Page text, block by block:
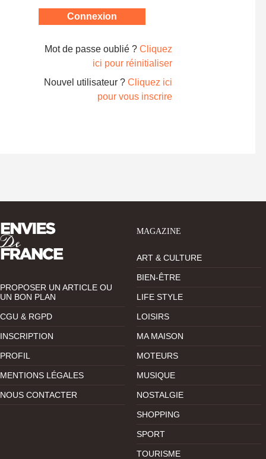
Mot de passe oublié ? Cliquez
ici pour réinitialiser
Nouvel utilisateur ? Cliquez ici
pour vous inscrire
PROPOSER UN ARTICLE OU
UN BON PLAN
CGU & RGPD
INSCRIPTION
PROFIL
MENTIONS LÉGALES
NOUS CONTACTER
MAGAZINE
ART & CULTURE
BIEN-ÊTRE
LIFE STYLE
LOISIRS
MA MAISON
MOTEURS
MUSIQUE
NOSTALGIE
SHOPPING
SPORT
TOURISME